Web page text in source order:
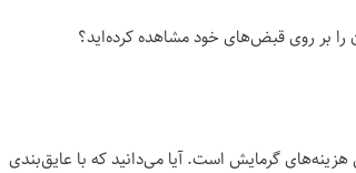
را بر روی قبض‌های خود مشاهده کرده‌اید؟
گرمایش است. آیا می‌دانید که با عایق‌بندی